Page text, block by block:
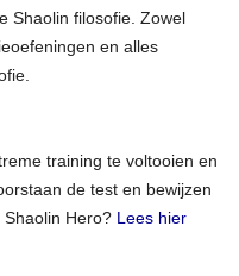
Shaolin filosofie. Zowel
en alles
training te voltooien en
de test en bewijzen
Hero? Lees hier